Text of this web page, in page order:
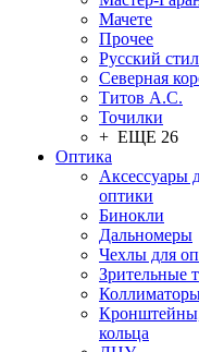
Мачете
Прочее
Русский
Северная
Титов А.С.
Точилки
+ ЕЩЕ 26
Оптика
Аксессуары
оптики
Бинокли
Дальномеры
Чехлы для
Зрительные
кольца